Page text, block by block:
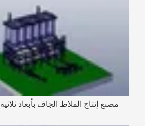
مصنع إنتاج الملاط الجاف بأبعاد ثلاثية 3D- مصنع 1